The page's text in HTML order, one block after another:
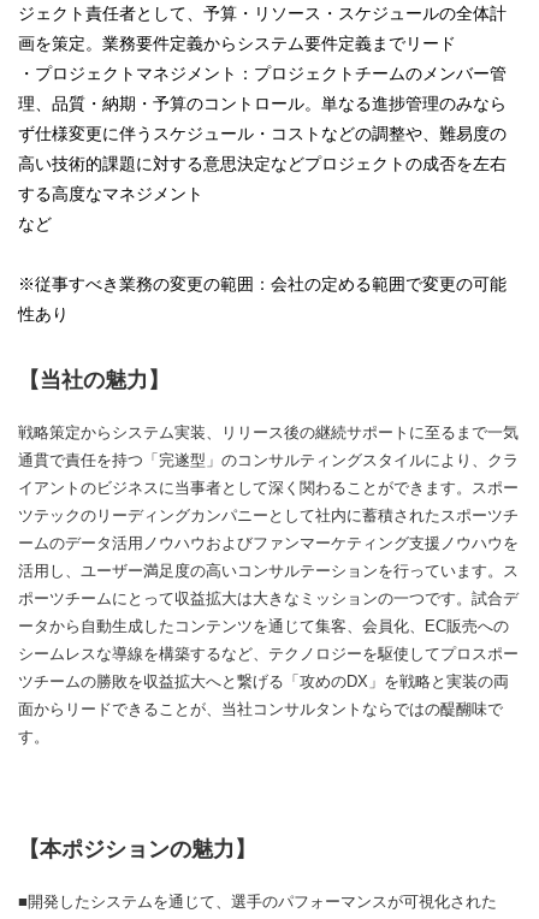
ジェクト責任者として、予算・リソース・スケジュールの全体計
画を策定。業務要件定義からシステム要件定義までリード
・プロジェクトマネジメント：プロジェクトチームのメンバー管
理、品質・納期・予算のコントロール。単なる進捗管理のみなら
ず仕様変更に伴うスケジュール・コストなどの調整や、難易度の
高い技術的課題に対する意思決定などプロジェクトの成否を左右
する高度なマネジメント
など
※従事すべき業務の変更の範囲：会社の定める範囲で変更の可能
性あり
【当社の魅力】
戦略策定からシステム実装、リリース後の継続サポートに至るまで一気
通貫で責任を持つ「完遂型」のコンサルティングスタイルにより、クラ
イアントのビジネスに当事者として深く関わることができます。スポー
ツテックのリーディングカンパニーとして社内に蓄積されたスポーツチ
ームのデータ活用ノウハウおよびファンマーケティング支援ノウハウを
活用し、ユーザー満足度の高いコンサルテーションを行っています。ス
ポーツチームにとって収益拡大は大きなミッションの一つです。試合デ
ータから自動生成したコンテンツを通じて集客、会員化、EC販売への
シームレスな導線を構築するなど、テクノロジーを駆使してプロスポー
ツチームの勝敗を収益拡大へと繋げる「攻めのDX」を戦略と実装の両
面からリードできることが、当社コンサルタントならではの醍醐味で
す。
【本ポジションの魅力】
■開発したシステムを通じて、選手のパフォーマンスが可視化された